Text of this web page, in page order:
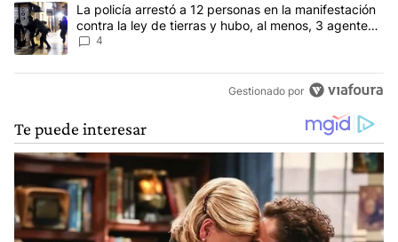
Un artículo de tendencia con el título "La policía arrestó a 12
La policía arrestó a 12 personas en la manifestación
contra la ley de tierras y hubo, al menos, 3 agentes
heridos
4
Gestionado por